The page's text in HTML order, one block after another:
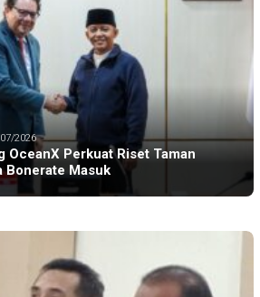
2026
OceanX Perkuat Riset Taman
Bonerate Masuk